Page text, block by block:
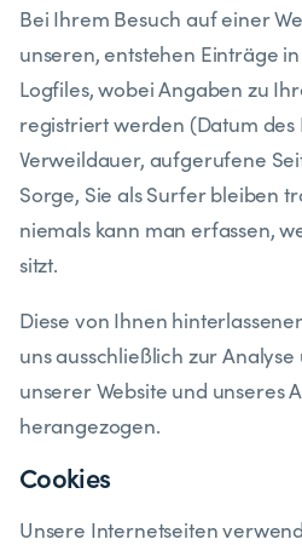
​Bei Ihrem Besuch auf einer
unseren, entstehen Einträge
Logfiles, wobei Angaben zu
registriert werden (Datum des
Verweildauer, aufgerufene
Sorge, Sie als Surfer bleiben
niemals kann man erfassen,
sitzt.
​Diese von Ihnen
uns ausschließlich zur
unserer Website und unseres
herangezogen.
​Cookies
Unsere Internetseiten